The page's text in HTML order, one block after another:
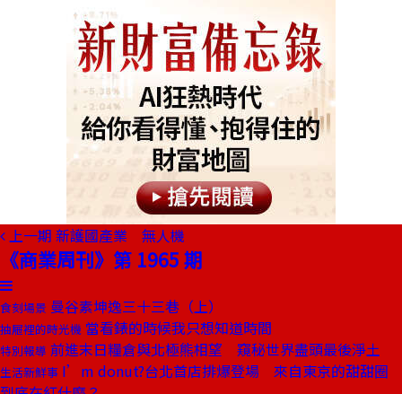
上一期 新護國產業 無人機
《商業周刊》第 1965 期
食刻場景 曼谷素坤逸三十三巷（上）
抽屜裡的時光機 當看錶的時候我只想知道時間
特別報導 前進末日糧倉與北極熊相望 窺秘世界盡頭最後淨土
生活新鮮事 I’m donut?台北首店排爆登場 來自東京的甜甜圈